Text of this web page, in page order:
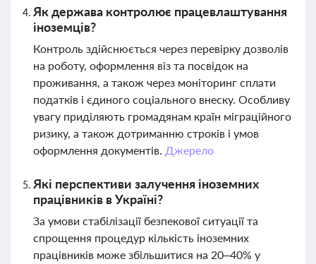
Як держава контролює працевлаштування
іноземців?
Контроль здійснюється через перевірку дозволів
на роботу, оформлення віз та посвідок на
проживання, а також через моніторинг сплати
податків і єдиного соціального внеску. Особливу
увагу приділяють громадянам країн міграційного
ризику, а також дотриманню строків і умов
оформлення документів. Джерело
Які перспективи залучення іноземних
працівників в Україні?
За умови стабілізації безпекової ситуації та
спрощення процедур кількість іноземних
працівників може збільшитися на 20–40% у